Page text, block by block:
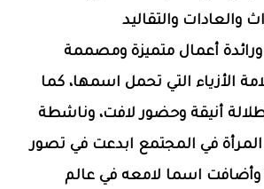
والعادات والتقاليد
ورائدة أعمال متميزة ومصممة
الأزياء التي تحمل اسمها، كما
أنيقة وحضور لافت، وناشطة
في المجتمع ابدعت في تصور
اسما لامعه في عالم